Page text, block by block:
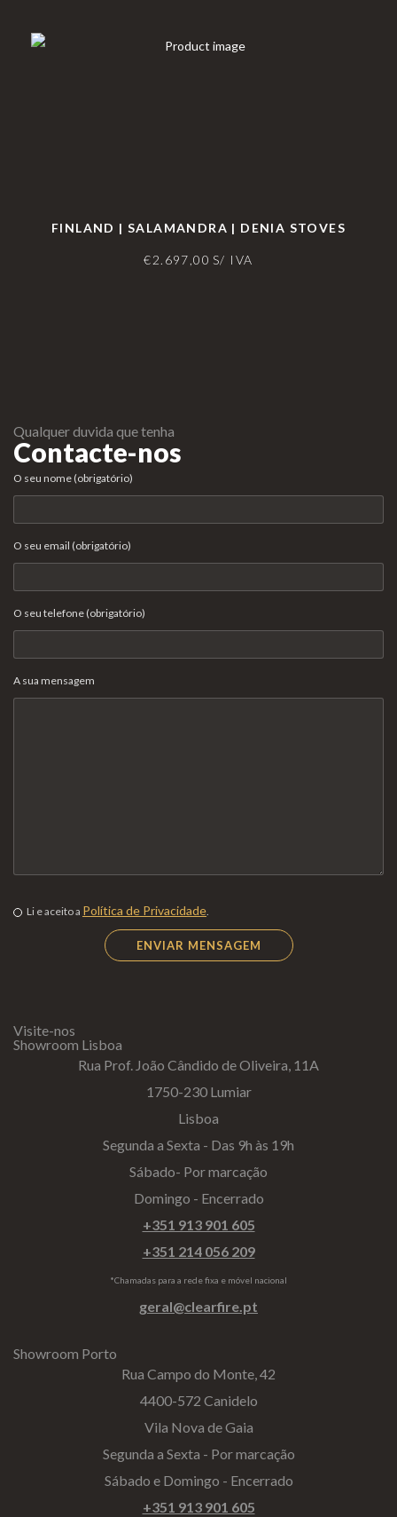
FINLAND | SALAMANDRA | DENIA STOVES
€2.697,00 S/ IVA
Qualquer duvida que tenha
Contacte-nos
O seu nome (obrigatório)
O seu email (obrigatório)
O seu telefone (obrigatório)
A sua mensagem
Li e aceito a Política de Privacidade.
Visite-nos
Showroom Lisboa
Rua Prof. João Cândido de Oliveira, 11A
1750-230 Lumiar
Lisboa
Segunda a Sexta - Das 9h às 19h
Sábado- Por marcação
Domingo - Encerrado
+351 913 901 605
+351 214 056 209
*Chamadas para a rede fixa e móvel nacional
geral@clearfire.pt
Showroom Porto
Rua Campo do Monte, 42
4400-572 Canidelo
Vila Nova de Gaia
Segunda a Sexta - Por marcação
Sábado e Domingo - Encerrado
+351 913 901 605